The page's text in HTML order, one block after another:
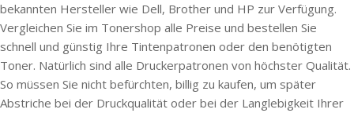
bekannten Hersteller wie Dell, Brother und HP zur Verfügung.
Vergleichen Sie im Tonershop alle Preise und bestellen Sie
schnell und günstig Ihre Tintenpatronen oder den benötigten
Toner. Natürlich sind alle Druckerpatronen von höchster Qualität.
So müssen Sie nicht befürchten, billig zu kaufen, um später
Abstriche bei der Druckqualität oder bei der Langlebigkeit Ihrer